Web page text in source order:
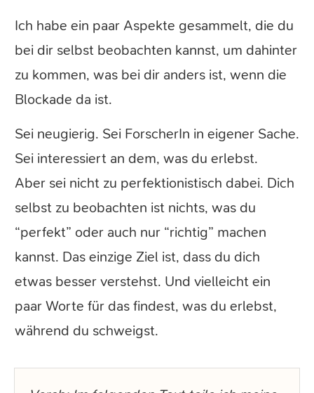
Ich habe ein paar Aspekte gesammelt, die du
bei dir selbst beobachten kannst, um dahinter
zu kommen, was bei dir anders ist, wenn die
Blockade da ist.
Sei neugierig. Sei ForscherIn in eigener Sache.
Sei interessiert an dem, was du erlebst.
Aber sei nicht zu perfektionistisch dabei. Dich
selbst zu beobachten ist nichts, was du
“perfekt” oder auch nur “richtig” machen
kannst. Das einzige Ziel ist, dass du dich
etwas besser verstehst. Und vielleicht ein
paar Worte für das findest, was du erlebst,
während du schweigst.